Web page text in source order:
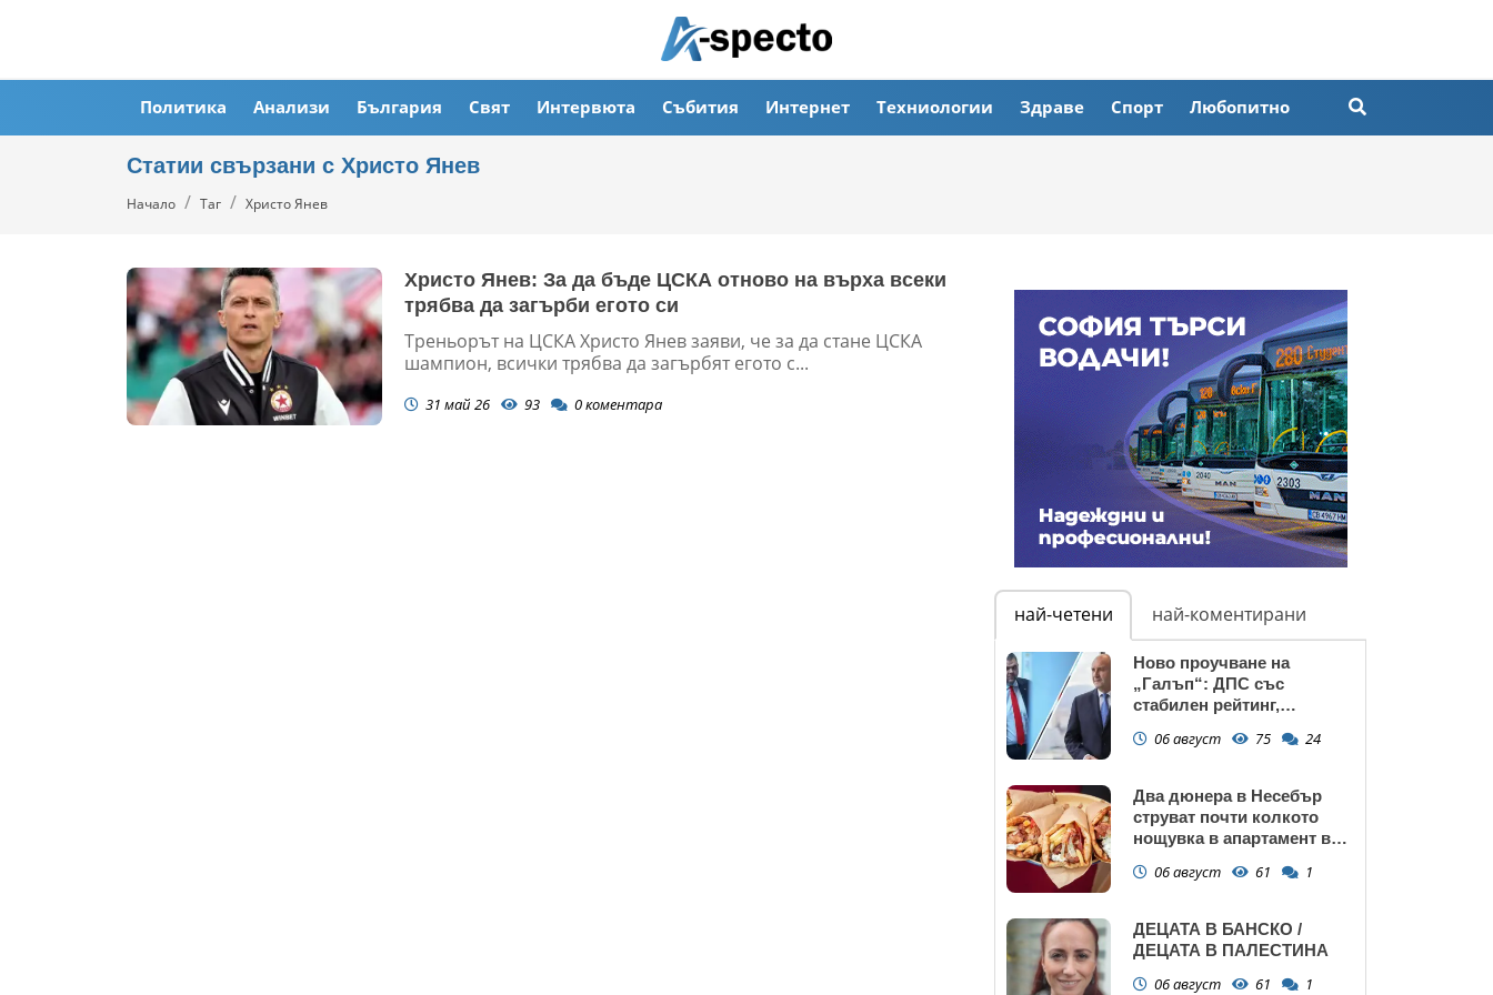
Политика Анализи България Свят Интервюта Събития Интернет Техниологии Здраве Спорт Любопитно
Статии свързани с Христо Янев
Начало Таг Христо Янев
Христо Янев: За да бъде ЦСКА отново на върха всеки
трябва да загърби егото си
Треньорът на ЦСКА Христо Янев заяви, че за да стане ЦСКА
шампион, всички трябва да загърбят егото с...
31 май 26 93 0коментара
най-четени най-коментирани
Ново проучване на
„Галъп“: ДПС със
стабилен рейтинг,
запазва
06 август 75 24
Два дюнера в Несебър
струват почти колкото
нощувка в апартамент в
06 август 61 1
ДЕЦАТА В БАНСКО /
ДЕЦАТА В ПАЛЕСТИНА
06 август 61 1